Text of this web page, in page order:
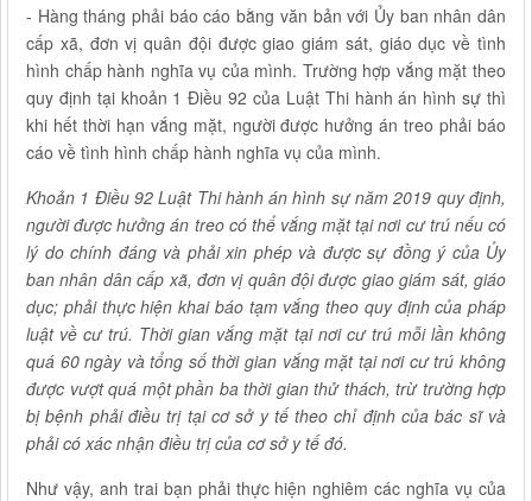
- Hàng tháng phải báo cáo bằng văn bản với Ủy ban nhân dân
cấp xã, đơn vị quân đội được giao giám sát, giáo dục về tình
hình chấp hành nghĩa vụ của mình. Trường hợp vắng mặt theo
quy định tại khoản 1 Điều 92 của Luật Thi hành án hình sự thì
khi hết thời hạn vắng mặt, người được hưởng án treo phải báo
cáo về tình hình chấp hành nghĩa vụ của mình.
Khoản 1 Điều 92 Luật Thi hành án hình sự năm 2019 quy định,
người được hưởng án treo có thể vắng mặt tại nơi cư trú nếu có
lý do chính đáng và phải xin phép và được sự đồng ý của Ủy
ban nhân dân cấp xã, đơn vị quân đội được giao giám sát, giáo
dục; phải thực hiện khai báo tạm vắng theo quy định của pháp
luật về cư trú. Thời gian vắng mặt tại nơi cư trú mỗi lần không
quá 60 ngày và tổng số thời gian vắng mặt tại nơi cư trú không
được vượt quá một phần ba thời gian thử thách, trừ trường hợp
bị bệnh phải điều trị tại cơ sở y tế theo chỉ định của bác sĩ và
phải có xác nhận điều trị của cơ sở y tế đó.
Như vậy, anh trai bạn phải thực hiện nghiêm các nghĩa vụ của